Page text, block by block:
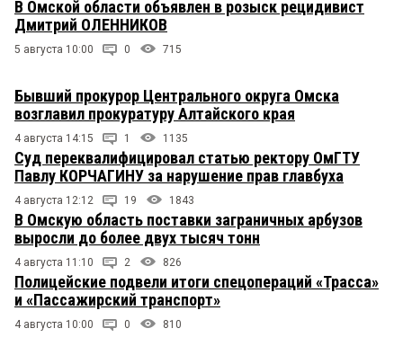
В Омской области объявлен в розыск рецидивист
Дмитрий ОЛЕННИКОВ
5 августа 10:00 0 715
Бывший прокурор Центрального округа Омска
возглавил прокуратуру Алтайского края
4 августа 14:15 1 1135
Суд переквалифицировал статью ректору ОмГТУ
Павлу КОРЧАГИНУ за нарушение прав главбуха
4 августа 12:12 19 1843
В Омскую область поставки заграничных арбузов
выросли до более двух тысяч тонн
4 августа 11:10 2 826
Полицейские подвели итоги спецопераций «Трасса»
и «Пассажирский транспорт»
4 августа 10:00 0 810